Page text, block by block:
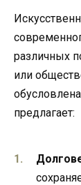
различных
или
предлагает: